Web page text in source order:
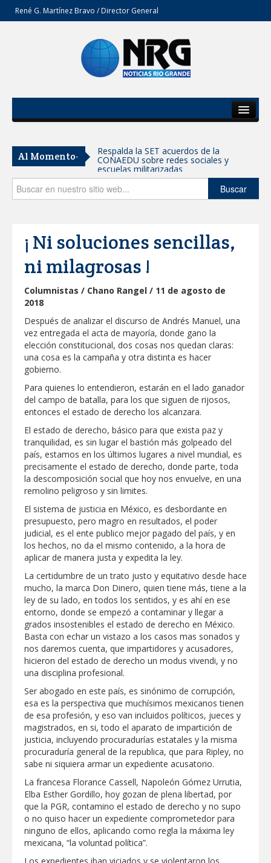
René G. Martínez Bravo / Director General
Del Estado
Secciones
Opinión
Al Momento- Respalda la SET acuerdos de la
CONAEDU sobre redes sociales y
escuelas militarizadas
AVANZAN TRABAJOS DE
PRIORITARIAS
Atendió Protección Civil de Reynosa
reportes ante lluvias
IMPULSA GESTIÓN AMBIENTAL
JORNADA DE MEJORA URBANA EN
Asegura alcalde de Reynosa buen
funcionamiento de Presa El Águila
CELEBRARÁN FERIA DEL EMPLEO EL
PRÓXIMO 18 DE AGOSTO
Logra STPS la generación de empleo
con más de 6 mil 900 colocaciones en
Tamaulipas
Anunciaron Gobierno Municipal,
PROFECO y CANACO: Feria de Regreso a
Clases 2026
Brindará Familia UAT un moderno
espacio con sentido humano en la nueva
sede del COMASS
GOBIERNO MUNICIPAL ACERCA
SERVICIOS Y APOYOS A FAMILIAS CON
“PRESIDENCIA CERQUITA DE TI”
Impulsa STPS ferias del empleo para
jóvenes en tres regiones de Tamaulipas
Felicitó Carlos Peña Ortiz a más de 390
egresados de la Universidad Tecnológica
de Tamaulipas Norte
GOBIERNO DE CARMEN LILIA
CANTUROSAS INVIERTE EN
INFRAESTRUCTURA HÍDRICA PARA
GARANTIZAR UN MEJOR SERVICIO DE
AGUA POTABLE
Facilita DIF Tamaulipas trámite de
credencial y placas de circulación para
personas con discapacidad
CARMEN LILIA CANTUROSAS
CONSOLIDA A NUEVO LAREDO COMO
REFERENTE DE ENERGÍA LIMPIA EN
TAMAULIPAS
Destacó Alcalde Carlos Peña Ortiz
respuesta inmediata de servicios
municipales ante tormenta
Buscar
¡ Ni soluciones sencillas,
ni milagrosas !
Columnistas / Chano Rangel / 11 de agosto de
2018
Después de analizar el discurso de Andrés Manuel, una
vez entregada el acta de mayoría, donde gano la
elección constitucional, dos cosas nos quedan claras:
una cosa es la campaña y otra distinta es hacer
gobierno.
Para quienes lo entendieron, estarán en el lado ganador
del campo de batalla, para los que siguen de rijosos,
entonces el estado de derecho los alcanzara.
El estado de derecho, básico para que exista paz y
tranquilidad, es sin lugar el bastión más golpeado del
país, estamos en los últimos lugares a nivel mundial, es
precisamente el estado de derecho, donde parte, toda
la descomposición social que hoy nos envuelve, en una
remolino peligroso y sin limites.
El sistema de justicia en México, es desbordante en
presupuesto, pero magro en resultados, el poder
judicial, es el ente publico mejor pagado del país, y en
los hechos, no da el mismo contenido, a la hora de
aplicar de manera justa y expedita la ley.
La certidumbre de un trato justo y equitativo desde hace
mucho, la marca Don Dinero, quien tiene más, tiene a la
ley de su lado, en todos los sentidos, y es ahí en ese
entorno, donde se empezó a contaminar y llegar a
grados insostenibles el estado de derecho en México.
Basta con echar un vistazo a los casos mas sonados y
nos daremos cuenta, que impartidores y acusadores,
hicieron del estado de derecho un modus vivendi, y no
una disciplina profesional.
Ser abogado en este país, es sinónimo de corrupción,
esa es la perspectiva que muchísimos mexicanos tienen
de esa profesión, y eso van incluidos políticos, jueces y
magistrados, en si, todo el aparato de impartición de
justicia, incluyendo procuradurías estatales y la misma
procuraduría general de la republica, que para Ripley, no
sabe ni siquiera armar un expediente acusatorio.
La francesa Florance Cassell, Napoleón Gómez Urrutia,
Elba Esther Gordillo, hoy gozan de plena libertad, por
que la PGR, contamino el estado de derecho y no supo
o no quiso hacer un expediente comprometedor para
ninguno de ellos, aplicando como regla la máxima ley
mexicana, “la voluntad política”.